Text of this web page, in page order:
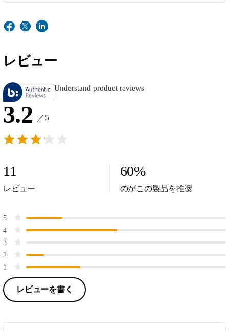
レビュー
Understand product reviews
3.2 ／5
11
レビュー
60%
のがこの製品を推奨
5
4
3
2
1
レビューを書く